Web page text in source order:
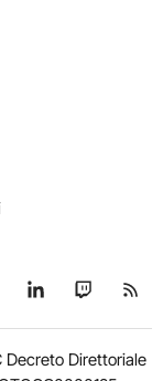
Telegram
su TikTok
Seguici su
Seguici
Decreto Direttoriale